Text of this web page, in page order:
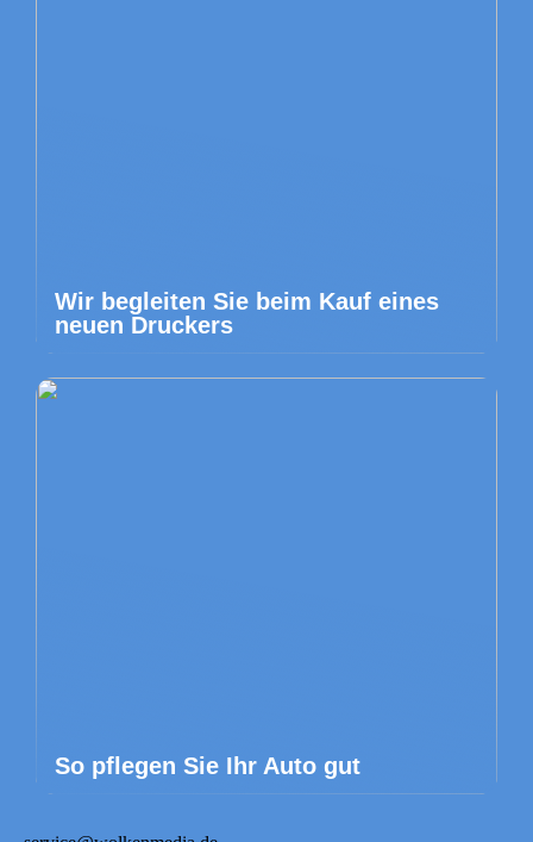
Wir begleiten Sie beim Kauf eines
neuen Druckers
So pflegen Sie Ihr Auto gut